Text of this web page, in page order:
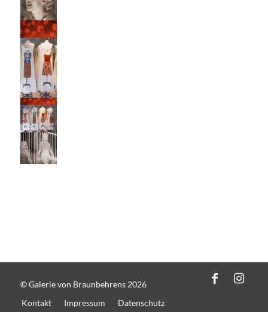
© Galerie von Braunbehrens 2026
Kontakt
Impressum Datenschutz